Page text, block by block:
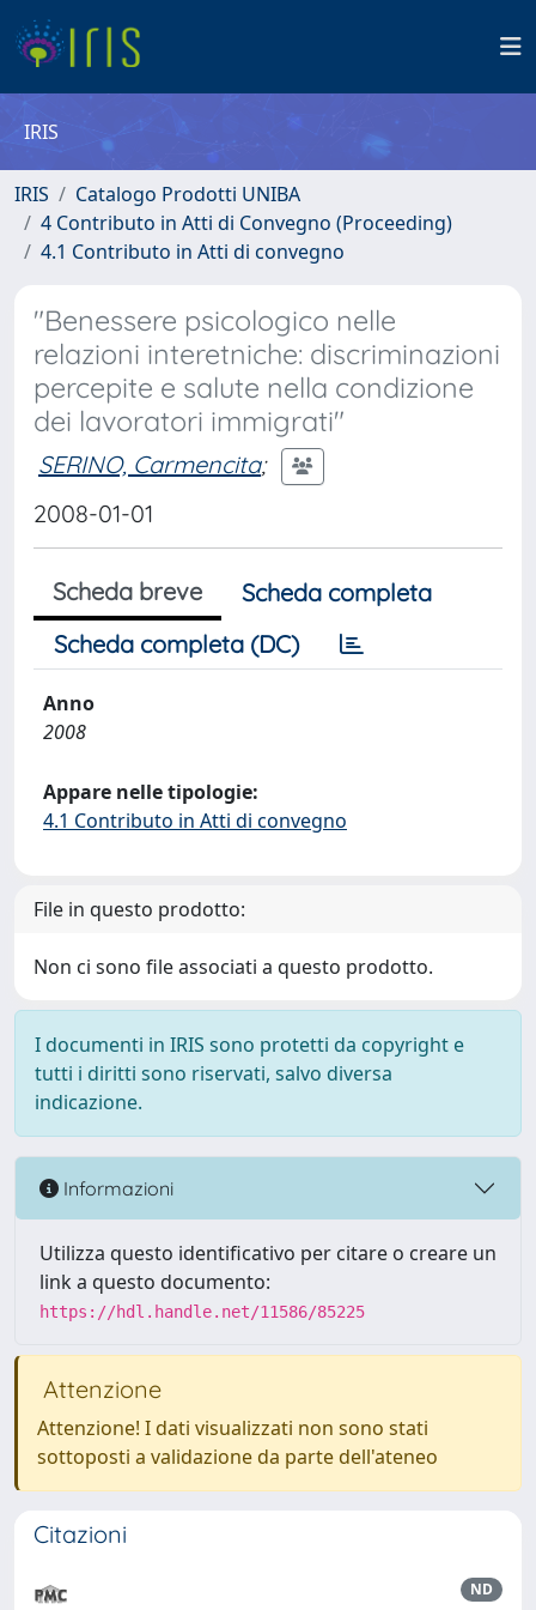
IRIS
IRIS
Catalogo Prodotti UNIBA
4 Contributo in Atti di Convegno (Proceeding)
4.1 Contributo in Atti di convegno
"Benessere psicologico nelle
relazioni interetniche: discriminazioni
percepite e salute nella condizione
dei lavoratori immigrati"
SERINO, Carmencita;
2008-01-01
Scheda breve
Scheda completa
Scheda completa (DC)
Anno
2008
Appare nelle tipologie:
4.1 Contributo in Atti di convegno
File in questo prodotto:
Non ci sono file associati a questo prodotto.
I documenti in IRIS sono protetti da copyright e
tutti i diritti sono riservati, salvo diversa
indicazione.
Informazioni
Utilizza questo identificativo per citare o creare un
link a questo documento:
https://hdl.handle.net/11586/85225
Attenzione
Attenzione! I dati visualizzati non sono stati
sottoposti a validazione da parte dell'ateneo
Citazioni
ND